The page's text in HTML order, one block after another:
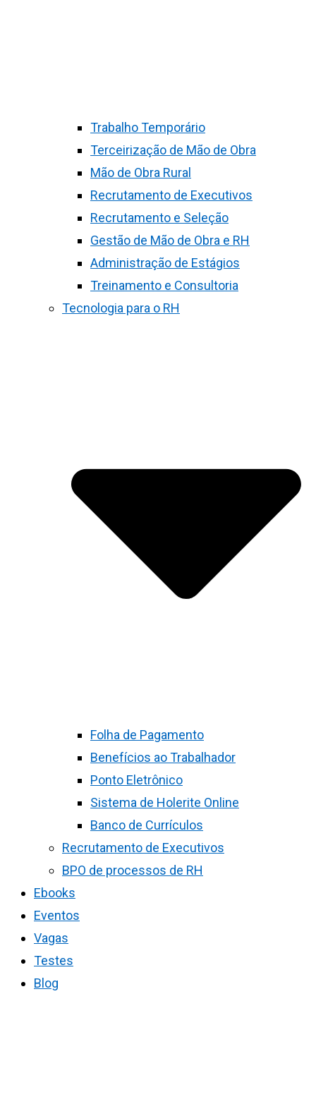
Trabalho Temporário
Terceirização de Mão de Obra
Mão de Obra Rural
Recrutamento de Executivos
Recrutamento e Seleção
Gestão de Mão de Obra e RH
Administração de Estágios
Treinamento e Consultoria
Tecnologia para o RH
Folha de Pagamento
Benefícios ao Trabalhador
Ponto Eletrônico
Sistema de Holerite Online
Banco de Currículos
Recrutamento de Executivos
BPO de processos de RH
Ebooks
Eventos
Vagas
Testes
Blog